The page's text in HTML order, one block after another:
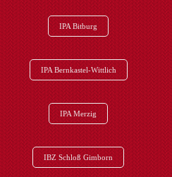
IPA Bitburg
IPA Bernkastel-Wittlich
IPA Merzig
IBZ Schloß Gimborn